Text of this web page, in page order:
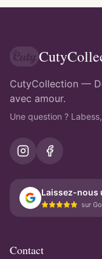
CutyCollection —
avec amour.
Une question ?
Laissez-nous
sur
Contact